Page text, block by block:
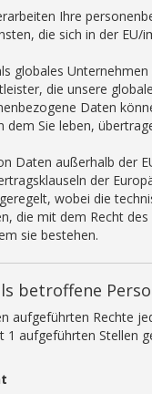
Ihre
die sich in der EU/
globales
die unsere
Daten
dem Sie leben,
Daten außerhalb der
der
wobei die
die mit dem Recht
sie bestehen.
betroffene
aufgeführten Rechte
1 aufgeführten Stellen